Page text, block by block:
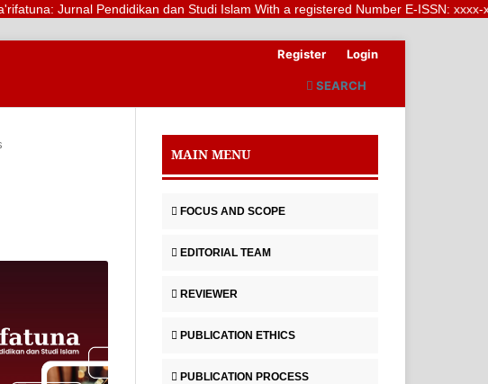
Jurnal Pendidikan dan Studi Islam With a registered Number E-ISSN: xxxx-xxxx
SEARCH
Register Login
MAIN MENU
FOCUS AND SCOPE
EDITORIAL TEAM
REVIEWER
PUBLICATION ETHICS
PUBLICATION PROCESS